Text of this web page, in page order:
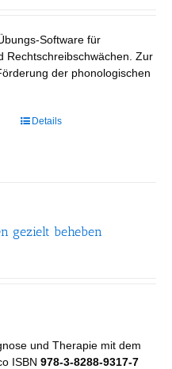
Software für
Rechtschreibschwächen. Zur
der phonologischen
Dieses
Optionen
Details
gezielt beheben
und Therapie mit dem
ISBN 978-3-8288-9317-7